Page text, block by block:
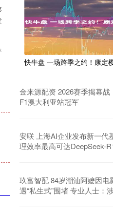
快牛盘 一场跨季之约！康定
金来源配资 2026赛季揭幕战
F1澳大利亚站冠军
安联 上海AI企业发布新一代
理效率最高可达DeepSeek-
玖富智配 84岁潮汕阿嬷因电
遇“私生式”围堵 专业人士：